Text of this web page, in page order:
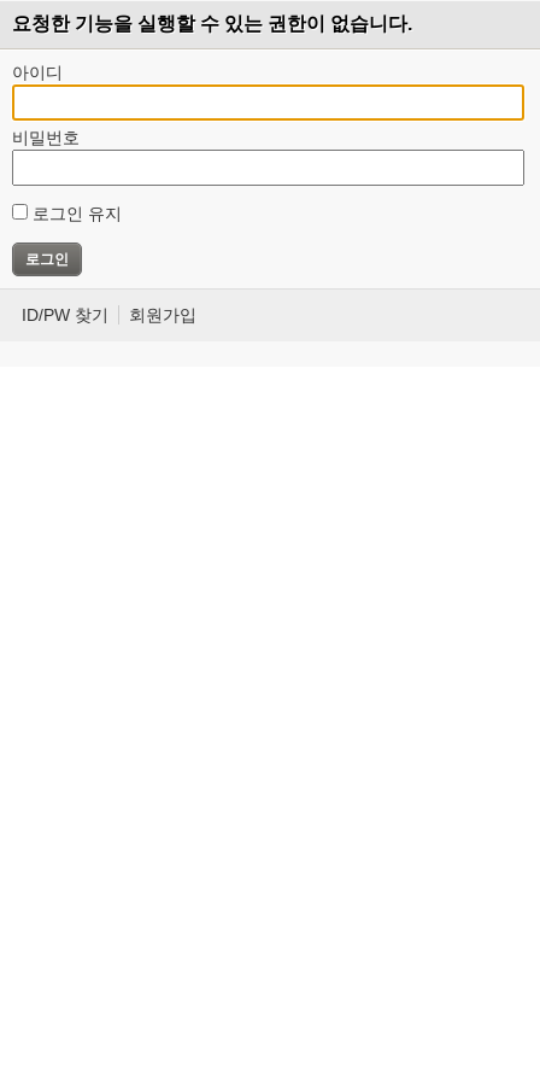
요청한 기능을 실행할 수 있는 권한이 없습니다.
아이디
비밀번호
로그인 유지
ID/PW 찾기 회원가입